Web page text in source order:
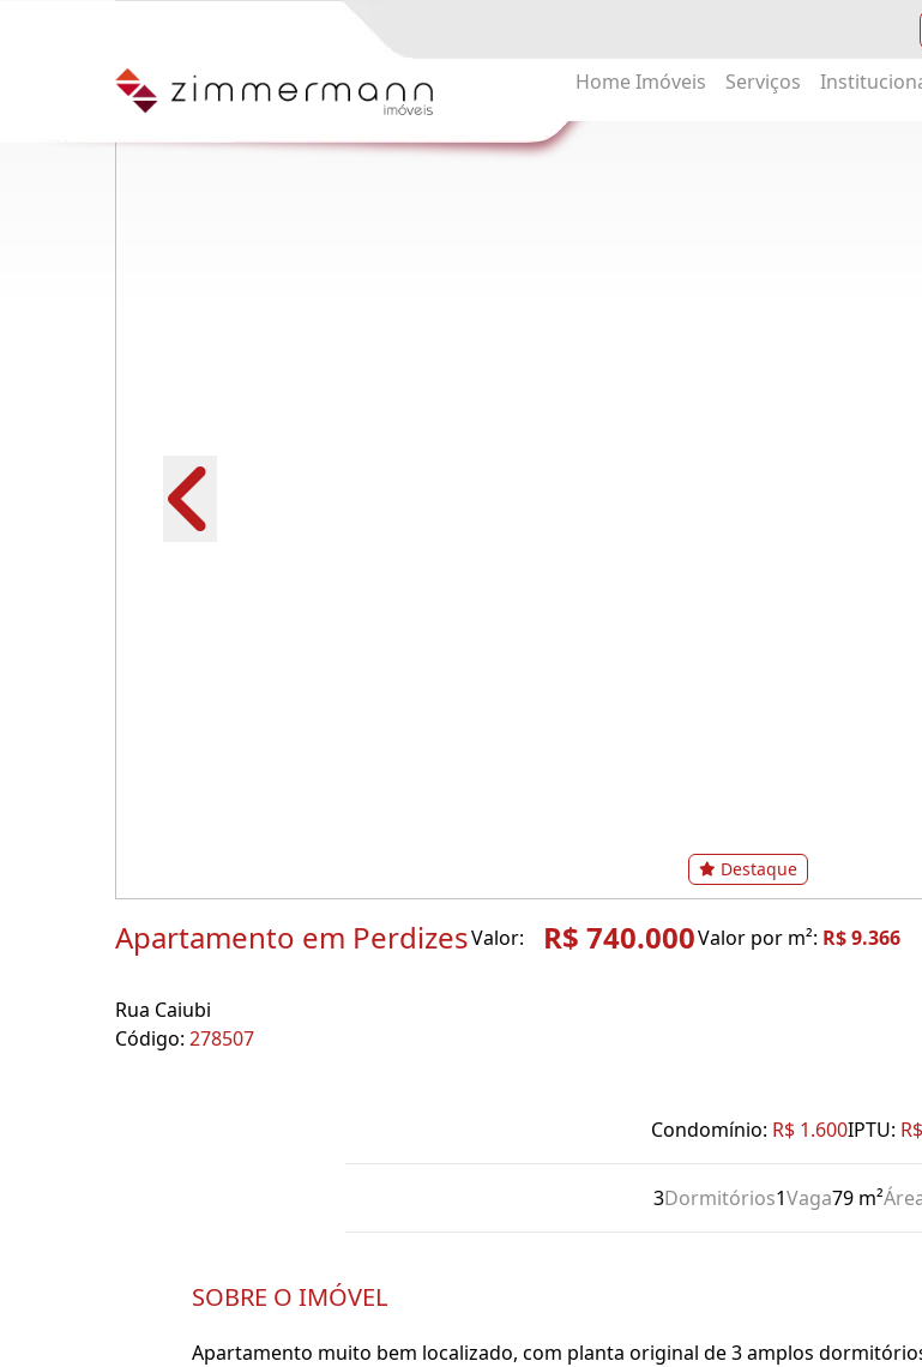
Home Imóveis Serviços
Destaque
Apartamento em PerdizesValor: R$ 740.000Valor por m²: R$ 9.366
Rua Caiubi
Código: 278507
Condomínio: R$ 1.600IPTU:
3Dormitórios1Vaga79 m²
SOBRE O IMÓVEL
Apartamento muito bem localizado, com planta original de 3 amplos